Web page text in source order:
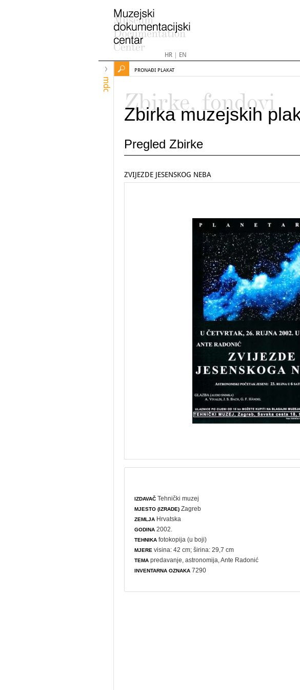
HR| EN
mdc
PRONAĐI PLAKAT
Zbirke, fondovi
Zbirka muzejskih
Pregled Zbirke
ZVIJEZDE JESENSKOG NEBA
IZDAVAČ Tehnički muzej
MJESTO (IZRADE) Zagreb
ZEMLJA Hrvatska
GODINA 2002.
TEHNIKA fotokopija (u boji)
MJERE visina: 42 cm; širina: 29,7 cm
TEMA predavanje ,astronomija , Ante Radonić
INVENTARNA OZNAKA 7290